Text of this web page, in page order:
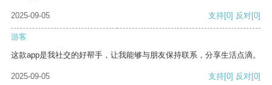
2025-09-05 支持[0] 反对[0]
游客
这款app是我社交的好帮手，让我能够与朋友保持联系，分享生活点滴。
2025-09-05 支持[0] 反对[0]